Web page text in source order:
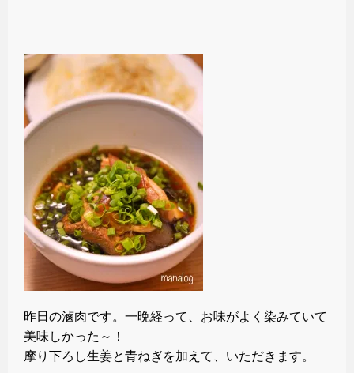
昨日の滷肉です。一晩経って、お味がよく染みていて
美味しかった～！
摩り下ろし生姜と青ねぎを加えて、いただきます。